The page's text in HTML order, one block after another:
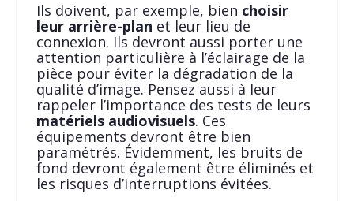
Ils doivent, par exemple, bien choisir
leur arrière-plan et leur lieu de
connexion. Ils devront aussi porter une
attention particulière à l’éclairage de la
pièce pour éviter la dégradation de la
qualité d’image. Pensez aussi à leur
rappeler l’importance des tests de leurs
matériels audiovisuels. Ces
équipements devront être bien
paramétrés. Évidemment, les bruits de
fond devront également être éliminés et
les risques d’interruptions évitées.